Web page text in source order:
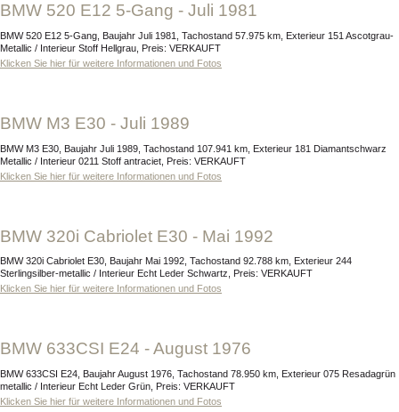
BMW 520 E12 5-Gang - Juli 1981
BMW 520 E12 5-Gang, Baujahr Juli 1981, Tachostand 57.975 km, Exterieur 151 Ascotgrau-
Metallic / Interieur Stoff Hellgrau, Preis: VERKAUFT
Klicken Sie hier für weitere Informationen und Fotos
BMW M3 E30 - Juli 1989
BMW M3 E30, Baujahr Juli 1989, Tachostand 107.941 km, Exterieur 181 Diamantschwarz
Metallic / Interieur 0211 Stoff antraciet, Preis: VERKAUFT
Klicken Sie hier für weitere Informationen und Fotos
BMW 320i Cabriolet E30 - Mai 1992
BMW 320i Cabriolet E30, Baujahr Mai 1992, Tachostand 92.788 km, Exterieur 244
Sterlingsilber-metallic / Interieur Echt Leder Schwartz, Preis: VERKAUFT
Klicken Sie hier für weitere Informationen und Fotos
BMW 633CSI E24 - August 1976
BMW 633CSI E24, Baujahr August 1976, Tachostand 78.950 km, Exterieur 075 Resadagrün
metallic / Interieur Echt Leder Grün, Preis: VERKAUFT
Klicken Sie hier für weitere Informationen und Fotos